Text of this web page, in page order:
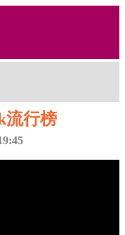
流行榜